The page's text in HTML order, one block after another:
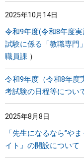
2025年10月14日
令和9年度(令和8年度
試験に係る「教職専門
職員課
令和9年度（令和8年度
考試験の日程等につい
2025年8月8日
「先生になるなら”や
イト』の開設について